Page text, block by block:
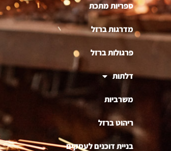
ספריות מתכת
מדרגות ברזל
פרגולות ברזל
דלתות
משרביות
ריהוט ברזל
בניית דוכנים לעסקים